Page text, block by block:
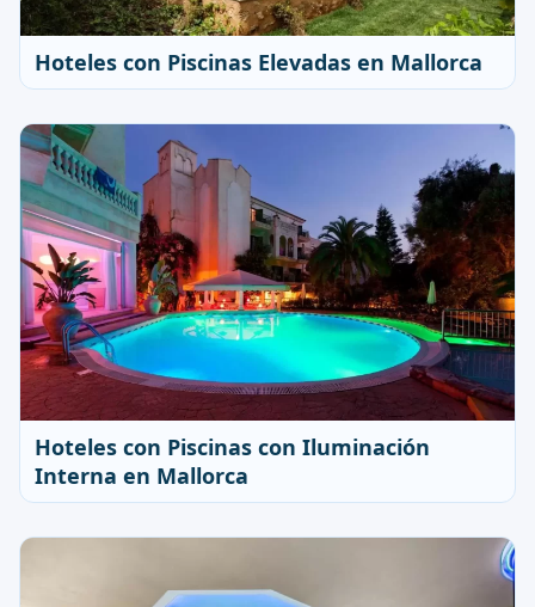
Hoteles con Piscinas Elevadas en Mallorca
Hoteles con Piscinas con Iluminación
Interna en Mallorca